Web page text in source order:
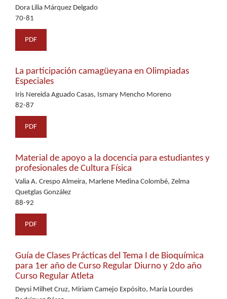
Dora Lilia Márquez Delgado
70-81
PDF
La participación camagüeyana en Olimpiadas
Especiales
Iris Nereida Aguado Casas, Ismary Mencho Moreno
82-87
PDF
Material de apoyo a la docencia para estudiantes y
profesionales de Cultura Física
Valia A. Crespo Almeira, Marlene Medina Colombé, Zelma
Quetglas González
88-92
PDF
Guía de Clases Prácticas del Tema I de Bioquímica
para 1er año de Curso Regular Diurno y 2do año
Curso Regular Atleta
Deysi Milhet Cruz, Miriam Camejo Expósito, María Lourdes